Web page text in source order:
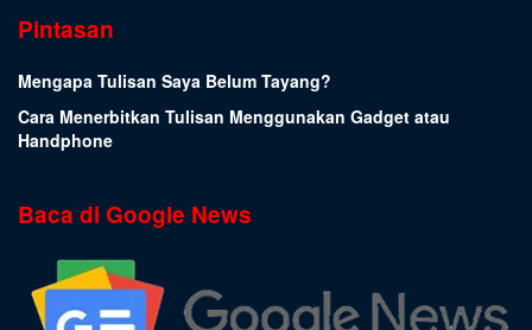
Pintasan
Mengapa Tulisan Saya Belum Tayang?
Cara Menerbitkan Tulisan Menggunakan Gadget atau
Handphone
Baca di Google News